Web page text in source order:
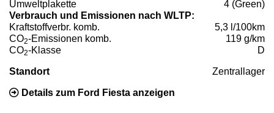
Umweltplakette
4 (Green)
Verbrauch und Emissionen nach WLTP:
Kraftstoffverbr. komb.
5,3 l/100km
CO2-Emissionen komb.
119 g/km
CO2-Klasse D
Standort Zentrallager
Details zum Ford Fiesta anzeigen